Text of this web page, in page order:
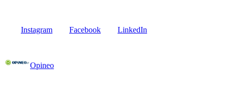
Instagram Facebook LinkedIn
Opineo